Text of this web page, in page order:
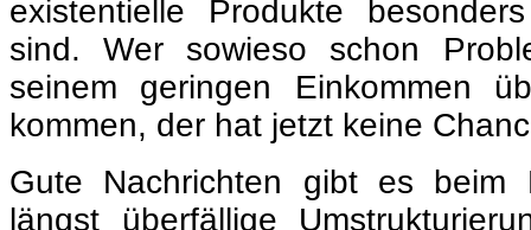
Gute Nachrichten gibt es beim
längst überfällige
erneuerbare Energie soll
Geldern durchgeführt werden.
die Mittel zur Unterstützung
Photovoltaikmodulen in den